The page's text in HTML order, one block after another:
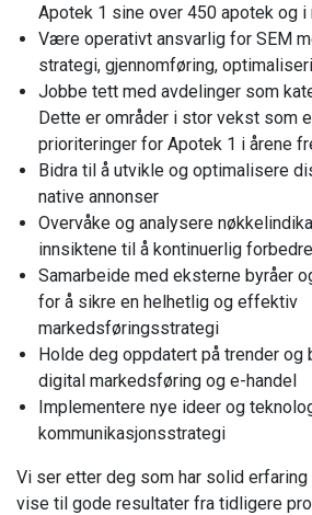
Apotek 1 sine over 450 apotek og i
Være operativt ansvarlig for SEM
strategi, gjennomføring,
Jobbe tett med avdelinger som
Dette er områder i stor vekst som
prioriteringer for Apotek 1 i årene
Bidra til å utvikle og optimalisere
native annonser
Overvåke og analysere
innsiktene til å kontinuerlig
Samarbeide med eksterne byråer
for å sikre en helhetlig og effektiv
markedsføringsstrategi
Holde deg oppdatert på trender og
digital markedsføring og e-handel
Implementere nye ideer og
kommunikasjonsstrategi
Vi ser etter deg som har solid erfaring
vise til gode resultater fra tidligere